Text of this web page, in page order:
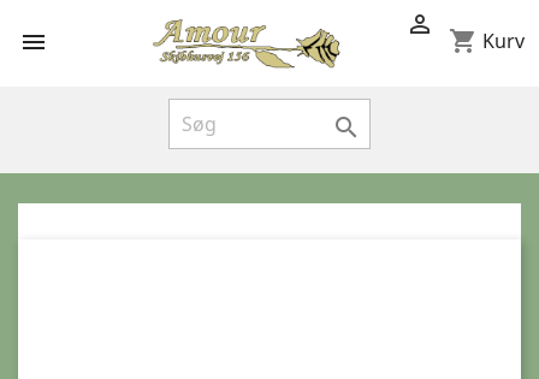
 shopping_cart Kurv

